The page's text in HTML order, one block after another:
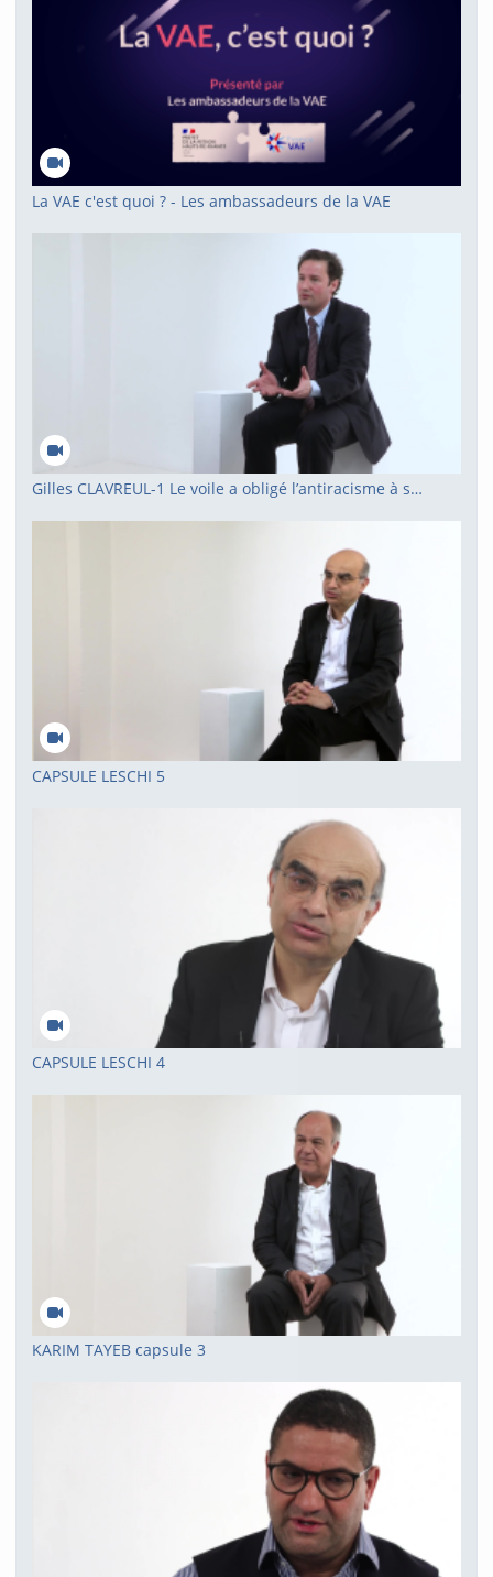
La VAE c'est quoi ? - Les ambassadeurs de la VAE
Gilles CLAVREUL-1 Le voile a obligé l’antiracisme à se repositionner
CAPSULE LESCHI 5
CAPSULE LESCHI 4
KARIM TAYEB capsule 3